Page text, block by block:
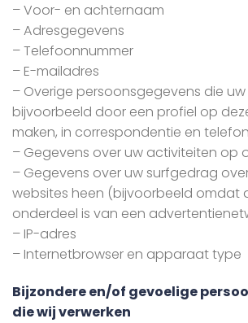
– Voor- en achternaam
– Adresgegevens
– Telefoonnummer
– E-mailadres
– Overige persoonsgegevens die
bijvoorbeeld door een profiel op
maken, in correspondentie en
– Gegevens over uw activiteiten op
– Gegevens over uw surfgedrag
websites heen (bijvoorbeeld omdat
onderdeel is van een
– IP-adres
– Internetbrowser en apparaat type
Bijzondere en/of gevoelige
die wij verwerken